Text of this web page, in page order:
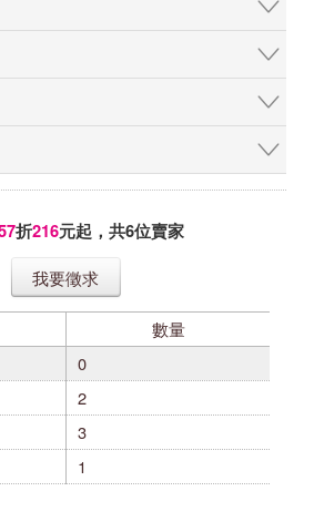
折216元起，共6位賣家
我要徵求
數量
0
2
3
1